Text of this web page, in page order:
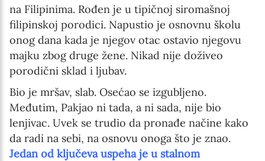
na Filipinima. Rođen je u tipičnoj siromašnoj
filipinskoj porodici. Napustio je osnovnu školu
onog dana kada je njegov otac ostavio njegovu
majku zbog druge žene. Nikad nije doživeo
porodični sklad i ljubav.
Bio je mršav, slab. Osećao se izgubljeno.
Međutim, Pakjao ni tada, a ni sada, nije bio
lenjivac. Uvek se trudio da pronađe načine kako
da radi na sebi, na osnovu onoga što je znao.
Jedan od ključeva uspeha je u stalnom